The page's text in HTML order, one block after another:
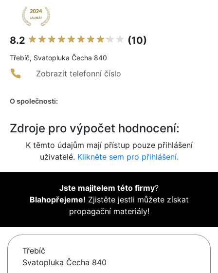
8.2 (10)
Třebíč, Svatopluka Čecha 840
Zobrazit telefonní číslo
O společnosti:
Zdroje pro výpočet hodnocení:
K těmto údajům mají přístup pouze přihlášení
uživatelé. Klikněte sem pro přihlášení.
Jste majitelem této firmy?
Blahopřejeme! Zjistěte jestli můžete získat
propagační materiály!
Třebíč
Svatopluka Čecha 840